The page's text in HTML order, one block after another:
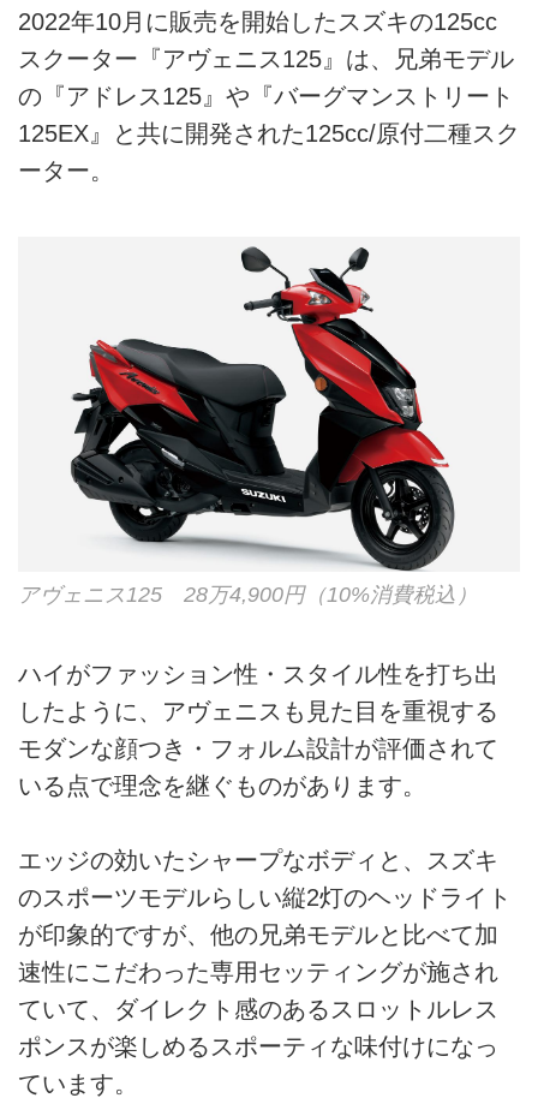
2022年10月に販売を開始したスズキの125cc
スクーター『アヴェニス125』は、兄弟モデル
の『アドレス125』や『バーグマンストリート
125EX』と共に開発された125cc/原付二種スク
ーター。
アヴェニス125 28万4,900円（10%消費税込）
ハイがファッション性・スタイル性を打ち出
したように、アヴェニスも見た目を重視する
モダンな顔つき・フォルム設計が評価されて
いる点で理念を継ぐものがあります。
エッジの効いたシャープなボディと、スズキ
のスポーツモデルらしい縦2灯のヘッドライト
が印象的ですが、他の兄弟モデルと比べて加
速性にこだわった専用セッティングが施され
ていて、ダイレクト感のあるスロットルレス
ポンスが楽しめるスポーティな味付けになっ
ています。